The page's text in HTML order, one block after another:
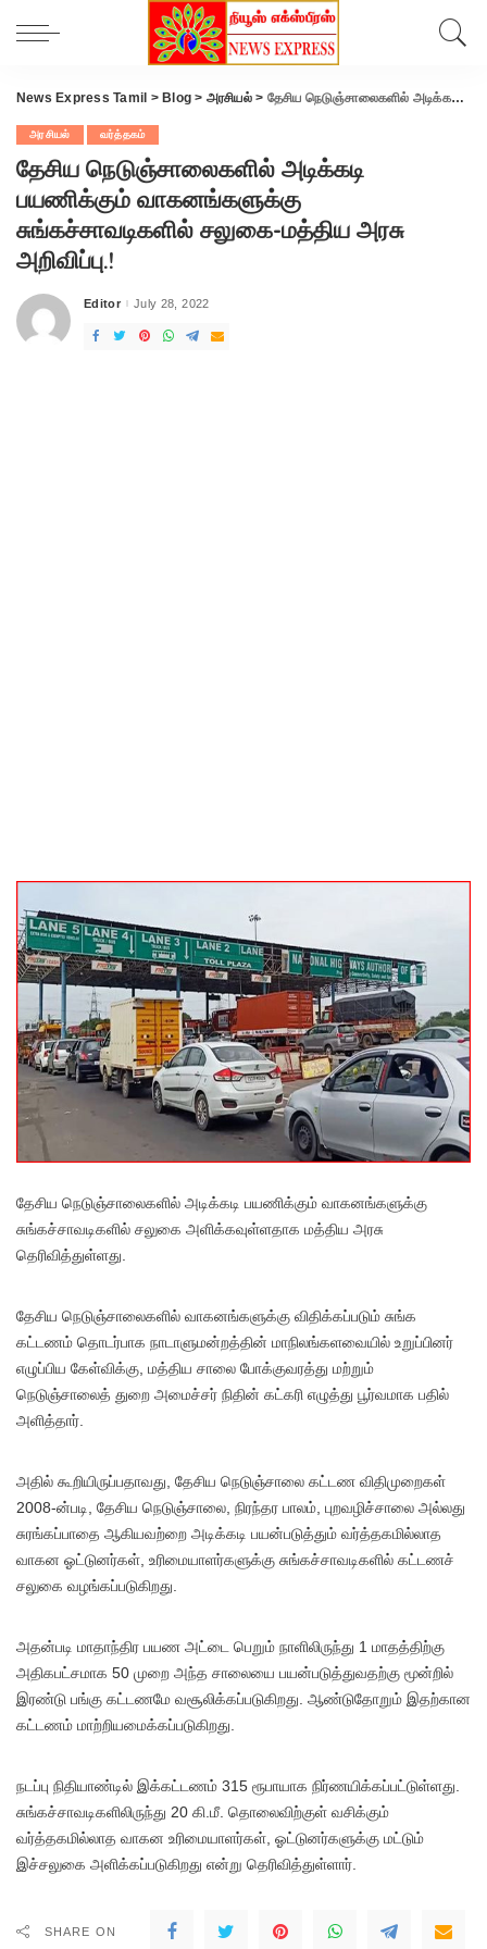
News Express Tamil > Blog > அரசியல்> தேசிய நெடுஞ்சாலைகளில் அடிக்கடி பயணிக்கும் வாகனங்களுக்கு சுங்கச்சாவடிகளில் சலுகை-மத்திய அரசு அறிவிப்பு.!
அரசியல் வர்த்தகம்
தேசிய நெடுஞ்சாலைகளில் அடிக்கடி
பயணிக்கும் வாகனங்களுக்கு
சுங்கச்சாவடிகளில் சலுகை-மத்திய அரசு
அறிவிப்பு.!
Posted
Editor July 28, 2022
தேசிய நெடுஞ்சாலைகளில் அடிக்கடி பயணிக்கும் வாகனங்களுக்கு
சுங்கச்சாவடிகளில் சலுகை அளிக்கவுள்ளதாக மத்திய அரசு
தெரிவித்துள்ளது.
தேசிய நெடுஞ்சாலைகளில் வாகனங்களுக்கு விதிக்கப்படும் சுங்க
கட்டணம் தொடர்பாக நாடாளுமன்றத்தின் மாநிலங்களவையில் உறுப்பினர்
எழுப்பிய கேள்விக்கு, மத்திய சாலை போக்குவரத்து மற்றும்
நெடுஞ்சாலைத் துறை அமைச்சர் நிதின் கட்கரி எழுத்து பூர்வமாக பதில்
அளித்தார்.
அதில் கூறியிருப்பதாவது, தேசிய நெடுஞ்சாலை கட்டண விதிமுறைகள்
2008-ன்படி, தேசிய நெடுஞ்சாலை, நிரந்தர பாலம், புறவழிச்சாலை அல்லது
சுரங்கப்பாதை ஆகியவற்றை அடிக்கடி பயன்படுத்தும் வர்த்தகமில்லாத
வாகன ஓட்டுனர்கள், உரிமையாளர்களுக்கு சுங்கச்சாவடிகளில் கட்டணச்
சலுகை வழங்கப்படுகிறது.
அதன்படி மாதாந்திர பயண அட்டை பெறும் நாளிலிருந்து 1 மாதத்திற்கு
அதிகபட்சமாக 50 முறை அந்த சாலையை பயன்படுத்துவதற்கு மூன்றில்
இரண்டு பங்கு கட்டணமே வசூலிக்கப்படுகிறது. ஆண்டுதோறும் இதற்கான
கட்டணம் மாற்றியமைக்கப்படுகிறது.
நடப்பு நிதியாண்டில் இக்கட்டணம் 315 ரூபாயாக நிர்ணயிக்கப்பட்டுள்ளது.
சுங்கச்சாவடிகளிலிருந்து 20 கி.மீ. தொலைவிற்குள் வசிக்கும்
வர்த்தகமில்லாத வாகன உரிமையாளர்கள், ஓட்டுனர்களுக்கு மட்டும்
இச்சலுகை அளிக்கப்படுகிறது என்று தெரிவித்துள்ளார்.
SHARE ON